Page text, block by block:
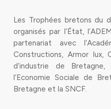
Les Trophées bretons du
organisés par l’État,
partenariat avec
Constructions, Armor lux,
d’industrie de
l’Economie Sociale de
Bretagne et la SNCF.